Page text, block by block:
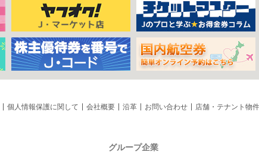
個人情報保護に関して 会社概要 沿革 お問い合わせ 店舗・テナント物
グループ企業